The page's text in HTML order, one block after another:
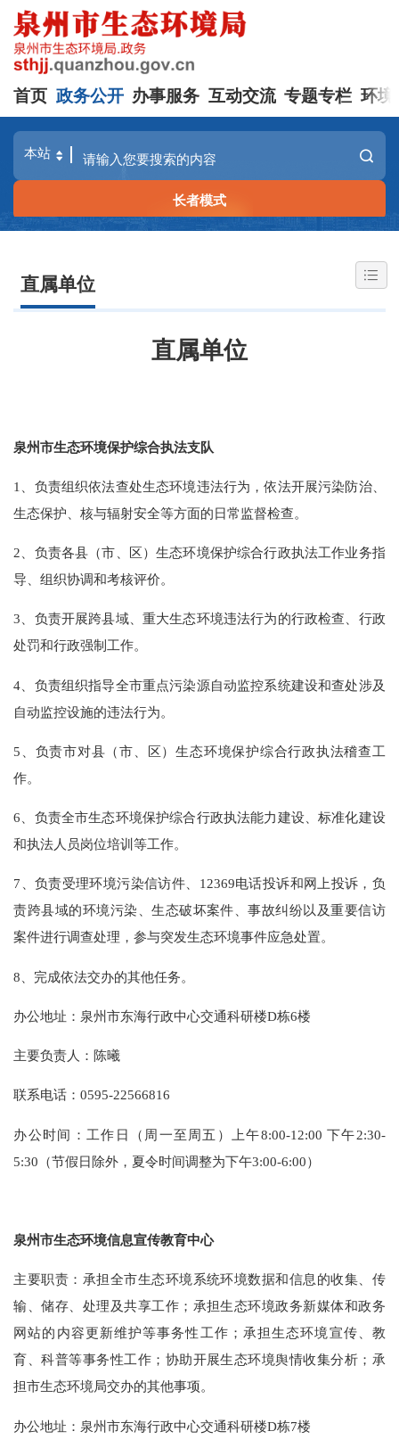
首页 政务公开 办事服务 互动交流 专题专栏 环境
长者模式
直属单位
直属单位
泉州市生态环境保护综合执法支队
1、负责组织依法查处生态环境违法行为，依法开展污染防治、
生态保护、核与辐射安全等方面的日常监督检查。
2、负责各县（市、区）生态环境保护综合行政执法工作业务指
导、组织协调和考核评价。
3、负责开展跨县域、重大生态环境违法行为的行政检查、行政
处罚和行政强制工作。
4、负责组织指导全市重点污染源自动监控系统建设和查处涉及
自动监控设施的违法行为。
5、负责市对县（市、区）生态环境保护综合行政执法稽查工
作。
6、负责全市生态环境保护综合行政执法能力建设、标准化建设
和执法人员岗位培训等工作。
7、负责受理环境污染信访件、12369电话投诉和网上投诉，负
责跨县域的环境污染、生态破坏案件、事故纠纷以及重要信访
案件进行调查处理，参与突发生态环境事件应急处置。
8、完成依法交办的其他任务。
办公地址：泉州市东海行政中心交通科研楼D栋6楼
主要负责人：陈曦
联系电话：0595-22566816
办公时间：工作日（周一至周五）上午8:00-12:00 下午2:30-
5:30（节假日除外，夏令时间调整为下午3:00-6:00）
泉州市生态环境信息宣传教育中心
主要职责：承担全市生态环境系统环境数据和信息的收集、传
输、储存、处理及共享工作； 承担生态环境政务新媒体和政务
网站的内容更新维护等事务性工作； 承担生态环境宣传、教
育、科普等事务性工作； 协助开展生态环境舆情收集分析； 承
担市生态环境局交办的其他事项。
办公地址：泉州市东海行政中心交通科研楼D栋7楼